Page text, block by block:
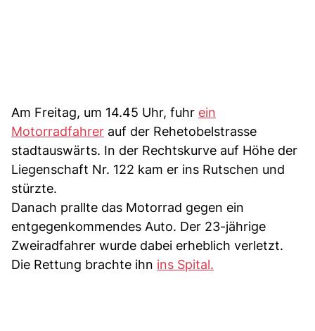
Am Freitag, um 14.45 Uhr, fuhr ein
Motorradfahrer auf der Rehetobelstrasse
stadtauswärts. In der Rechtskurve auf Höhe der
Liegenschaft Nr. 122 kam er ins Rutschen und
stürzte.
Danach prallte das Motorrad gegen ein
entgegenkommendes Auto. Der 23-jährige
Zweiradfahrer wurde dabei erheblich verletzt.
Die Rettung brachte ihn ins Spital.